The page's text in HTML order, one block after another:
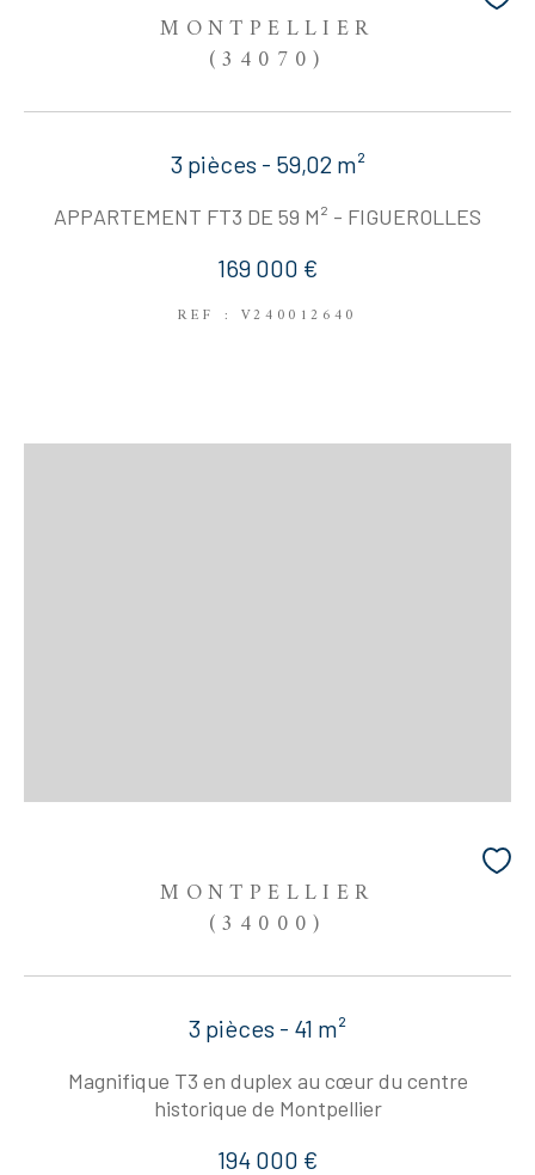
MONTPELLIER
(34070)
3 pièces - 59,02 m²
APPARTEMENT FT3 DE 59 M² - FIGUEROLLES
169 000 €
REF : V240012640
MONTPELLIER
(34000)
3 pièces - 41 m²
Magnifique T3 en duplex au cœur du centre
historique de Montpellier
194 000 €